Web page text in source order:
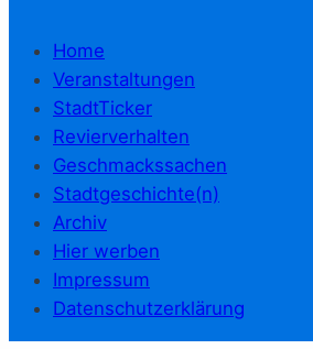
Home
Veranstaltungen
StadtTicker
Revierverhalten
Geschmackssachen
Stadtgeschichte(n)
Archiv
Hier werben
Impressum
Datenschutzerklärung